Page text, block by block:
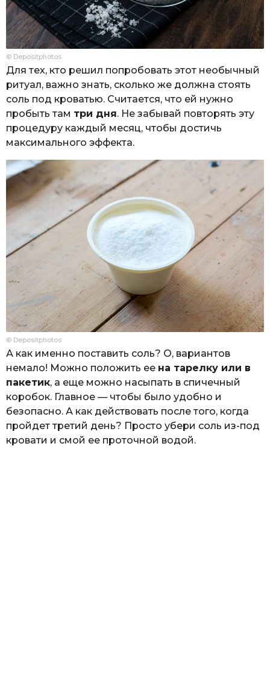
© Depositphotos
Для тех, кто решил попробовать этот необычный
ритуал, важно знать, сколько же должна стоять
соль под кроватью. Считается, что ей нужно
пробыть там три дня. Не забывай повторять эту
процедуру каждый месяц, чтобы достичь
максимального эффекта.
© Depositphotos
А как именно поставить соль? О, вариантов
немало! Можно положить ее на тарелку или в
пакетик, а еще можно насыпать в спичечный
коробок. Главное — чтобы было удобно и
безопасно. А как действовать после того, когда
пройдет третий день? Просто убери соль из-под
кровати и смой ее проточной водой.